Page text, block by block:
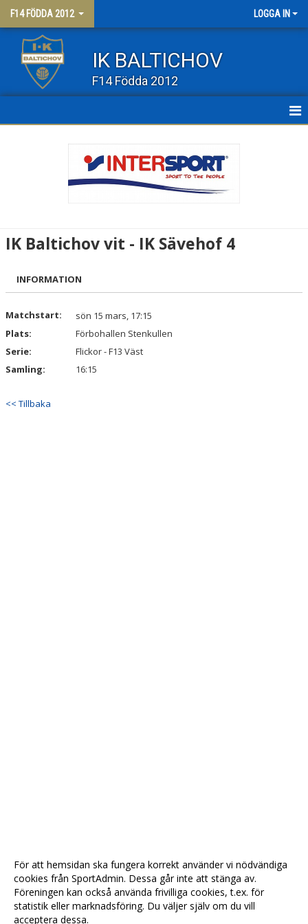
F14 FÖDDA 2012 LOGGA IN
IK BALTICHOV
F14 Födda 2012
BILDGALLERI
DOKUMENT
KONTAKT
IK Baltichov vit - IK Sävehof 4
INFORMATION
Matchstart:
sön 15 mars, 17:15
Plats:
Förbohallen Stenkullen
Serie:
Flickor - F13 Väst
Samling:
16:15
<< Tillbaka
För att hemsidan ska fungera korrekt använder vi nödvändiga
cookies från SportAdmin. Dessa går inte att stänga av.
Föreningen kan också använda frivilliga cookies, t.ex. för
statistik eller marknadsföring. Du väljer själv om du vill
acceptera dessa.